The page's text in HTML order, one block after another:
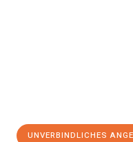
UNVERBINDLICHES